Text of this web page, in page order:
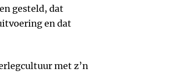
gesteld, dat
en dat
met z’n